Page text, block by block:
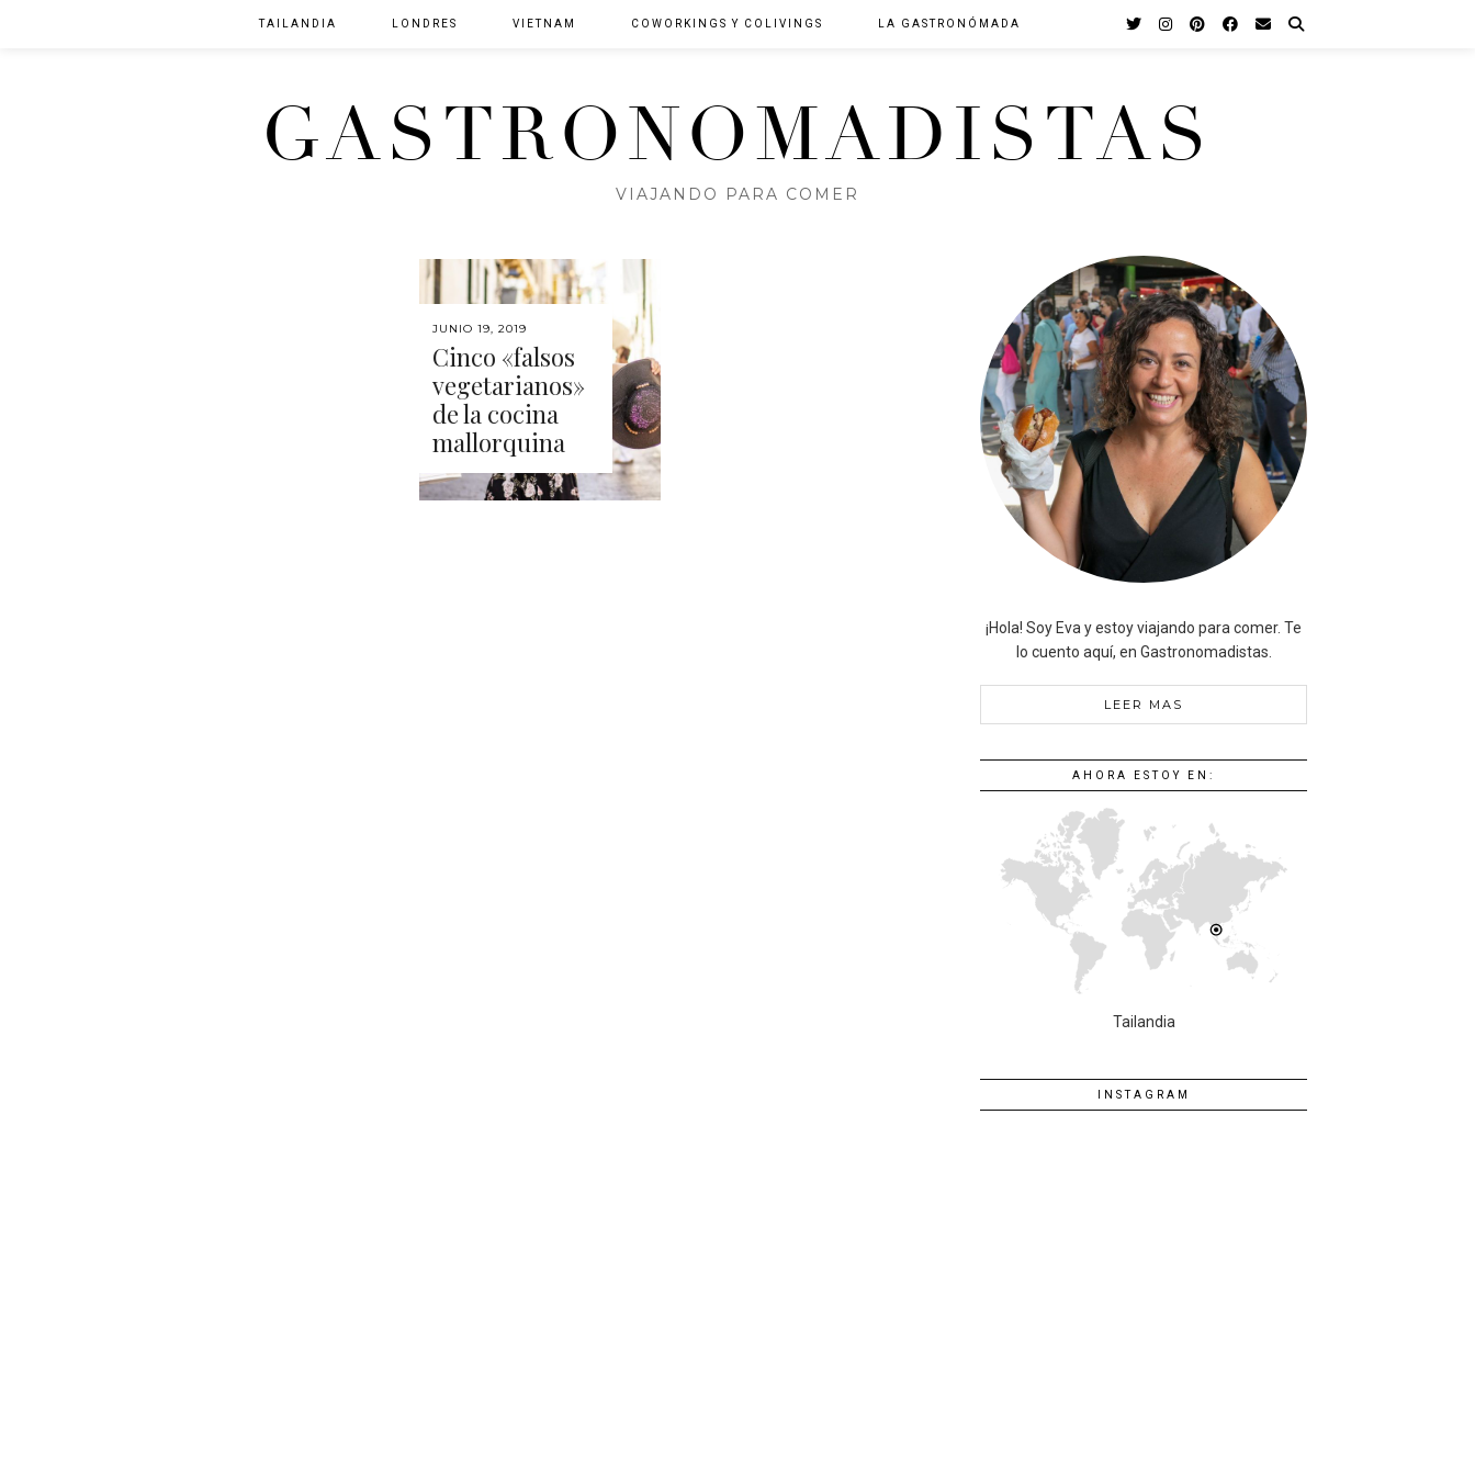
GASTRONOMADISTAS
VIAJANDO PARA COMER
TAILANDIA LONDRES VIETNAM COWORKINGS Y COLIVINGS LA GASTRONÓMADA
JUNIO 19, 2019
Cinco «falsos
vegetarianos»
de la cocina
mallorquina
¡Hola! Soy Eva y estoy viajando para comer. Te
lo cuento aquí, en Gastronomadistas.
LEER MAS
AHORA ESTOY EN:
Tailandia
INSTAGRAM